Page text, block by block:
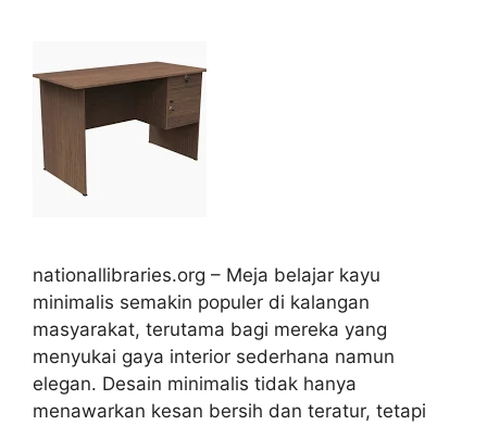
nationallibraries.org – Meja belajar kayu
minimalis semakin populer di kalangan
masyarakat, terutama bagi mereka yang
menyukai gaya interior sederhana namun
elegan. Desain minimalis tidak hanya
menawarkan kesan bersih dan teratur, tetapi